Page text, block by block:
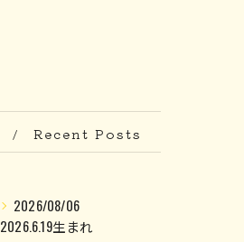
Recent Posts
2026/08/06
2026.6.19生まれ